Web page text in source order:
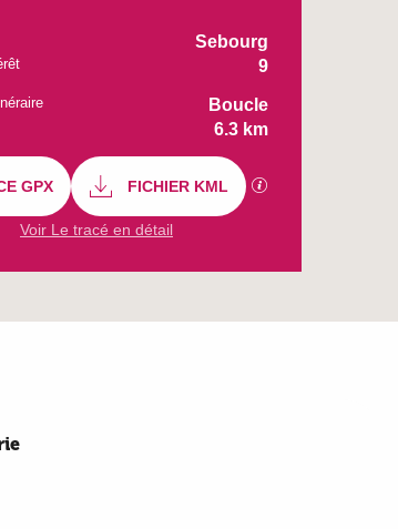
Sebourg
9
Boucle
6.3 km
GPX FICHIER KML
Voir Le tracé en détail